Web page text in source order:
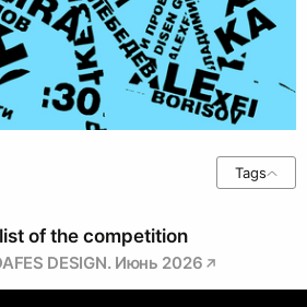
Tags
of the competition
DESIGN. Июнь 2026